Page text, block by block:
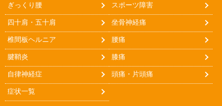
ぎっくり腰 スポーツ障害
四十肩・五十肩 坐骨神経痛
椎間板ヘルニア 腰痛
腱鞘炎 膝痛
自律神経症 頭痛・片頭痛
症状一覧